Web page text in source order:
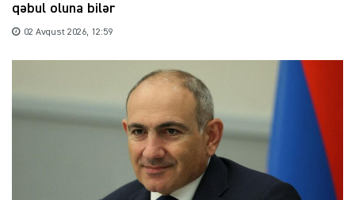
qəbul oluna bilər
02 Avqust 2026, 12:59